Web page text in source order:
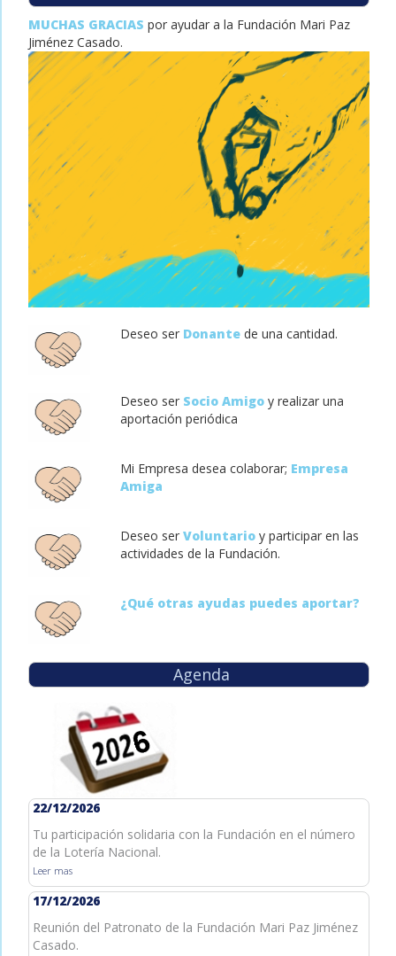
MUCHAS GRACIAS por ayudar a la Fundación Mari Paz
Jiménez Casado.
Deseo ser Donante de una cantidad.
Deseo ser Socio Amigo y realizar una
aportación periódica
Mi Empresa desea colaborar; Empresa
Amiga
Deseo ser Voluntario y participar en las
actividades de la Fundación.
¿Qué otras ayudas puedes aportar?
Agenda
22/12/2026
Tu participación solidaria con la Fundación en el número
de la Lotería Nacional.
Leer mas
17/12/2026
Reunión del Patronato de la Fundación Mari Paz Jiménez
Casado.